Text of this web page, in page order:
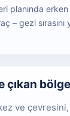
planında
– gezi sırasını
çıkan
ve